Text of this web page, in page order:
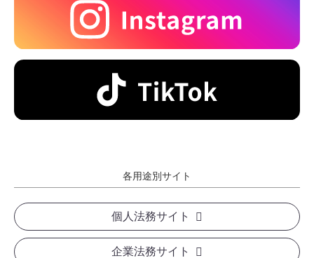
各用途別サイト
個人法務サイト
企業法務サイト